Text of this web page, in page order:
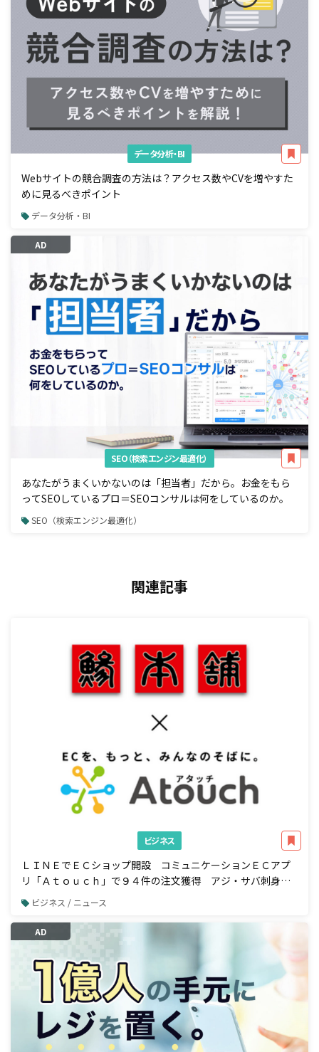
データ分析・BI
Webサイトの競合調査の方法は？アクセス数やCVを増やすた
めに見るべきポイント
データ分析・BI
AD
SEO（検索エンジン最適化）
あなたがうまくいかないのは「担当者」だから。お金をもら
ってSEOしているプロ＝SEOコンサルは何をしているのか。
SEO（検索エンジン最適化）
関連記事
ビジネス
ＬＩＮＥでＥＣショップ開設 コミュニケーションＥＣアプ
リ「Ａｔｏｕｃｈ」で９４件の注文獲得 アジ・サバ刺身の
業務用加工品国内トップシェア 株式会社ジャパンシーフーズ
様の事例公開
ビジネス / ニュース
AD